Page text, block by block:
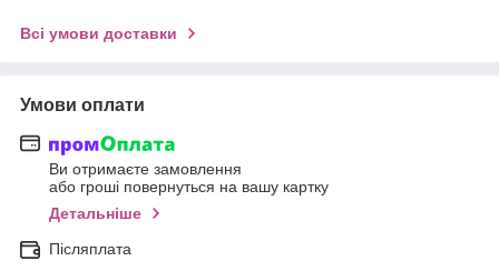
Всі умови доставки
Умови оплати
Ви отримаєте замовлення
або гроші повернуться на вашу картку
Детальніше
Післяплата